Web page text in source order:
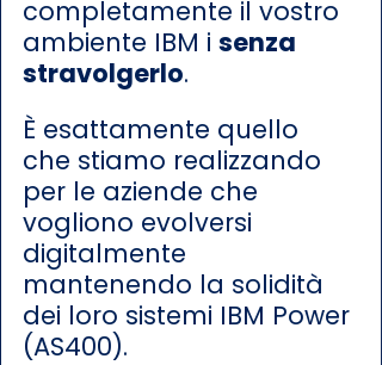
completamente il vostro
ambiente IBM i senza
stravolgerlo.
È esattamente quello
che stiamo realizzando
per le aziende che
vogliono evolversi
digitalmente
mantenendo la solidità
dei loro sistemi IBM Power
(AS400).